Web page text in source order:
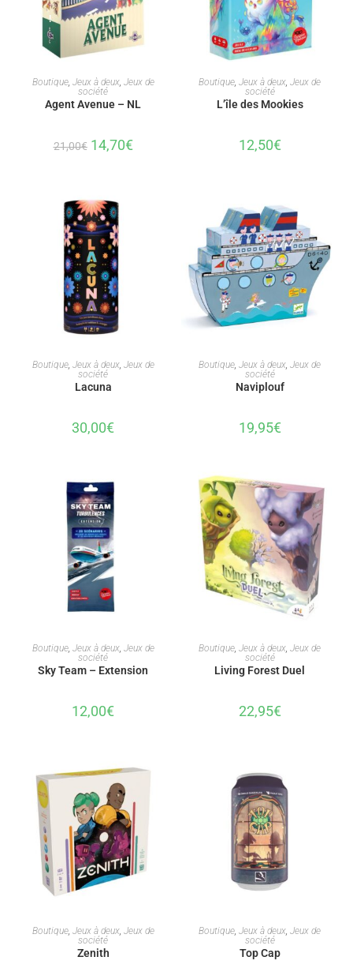
!
AJOUTER AU PANIER
Boutique, Jeux à deux, Jeux de
société
Agent Avenue – NL
21,00€ 14,70€
AJOUTER AU PANIER
Boutique ,Jeux à deux ,Jeux de
société
L’île des Mookies
12,50€
AJOUTER AU PANIER
Boutique, Jeux à deux, Jeux de
société
Lacuna
30,00€
AJOUTER AU PANIER
Boutique,Jeux à deux,Jeux de
société
Naviplouf
19,95€
AJOUTER AU PANIER
Boutique, Jeux à deux, Jeux de
société
Sky Team – Extension
12,00€
AJOUTER AU PANIER
Boutique,Jeux à deux,Jeux de
société
Living Forest Duel
22,95€
AJOUTER AU PANIER
Boutique, Jeux à deux, Jeux de
société
Zenith
AJOUTER AU PANIER
Boutique,Jeux à deux,Jeux de
société
Top Cap